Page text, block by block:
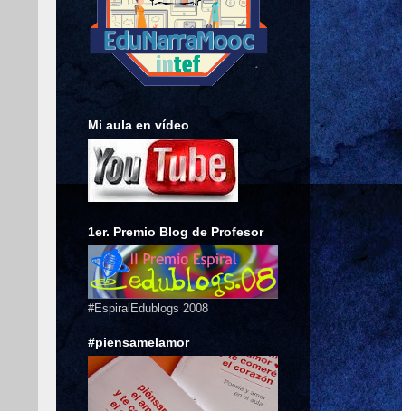
Mi aula en vídeo
1er. Premio Blog de Profesor
#EspiralEdublogs 2008
#piensamelamor